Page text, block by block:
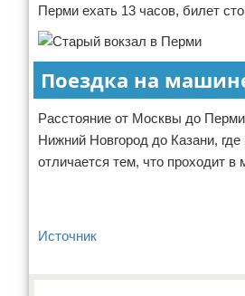
Перми ехать 13 часов, билет
Поездка на
Расстояние от Москвы до
Нижний Новгород до Казани,
отличается тем, что проходит
Источник